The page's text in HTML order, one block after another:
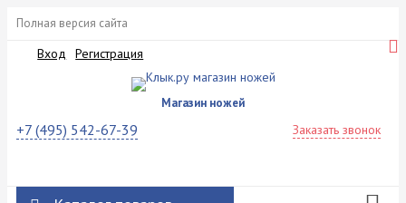
Полная версия сайта
Вход Регистрация
Магазин ножей
+7 (495) 542-67-39 Заказать звонок